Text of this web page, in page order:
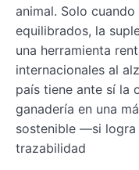
animal. Solo
equilibrados, la
una herramienta
internacionales al
país tiene ante sí la
ganadería en una
sostenible —si logra
trazabilidad